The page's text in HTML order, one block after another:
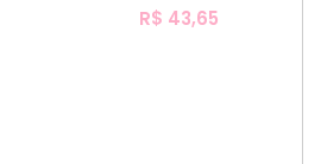
R$ 43,65